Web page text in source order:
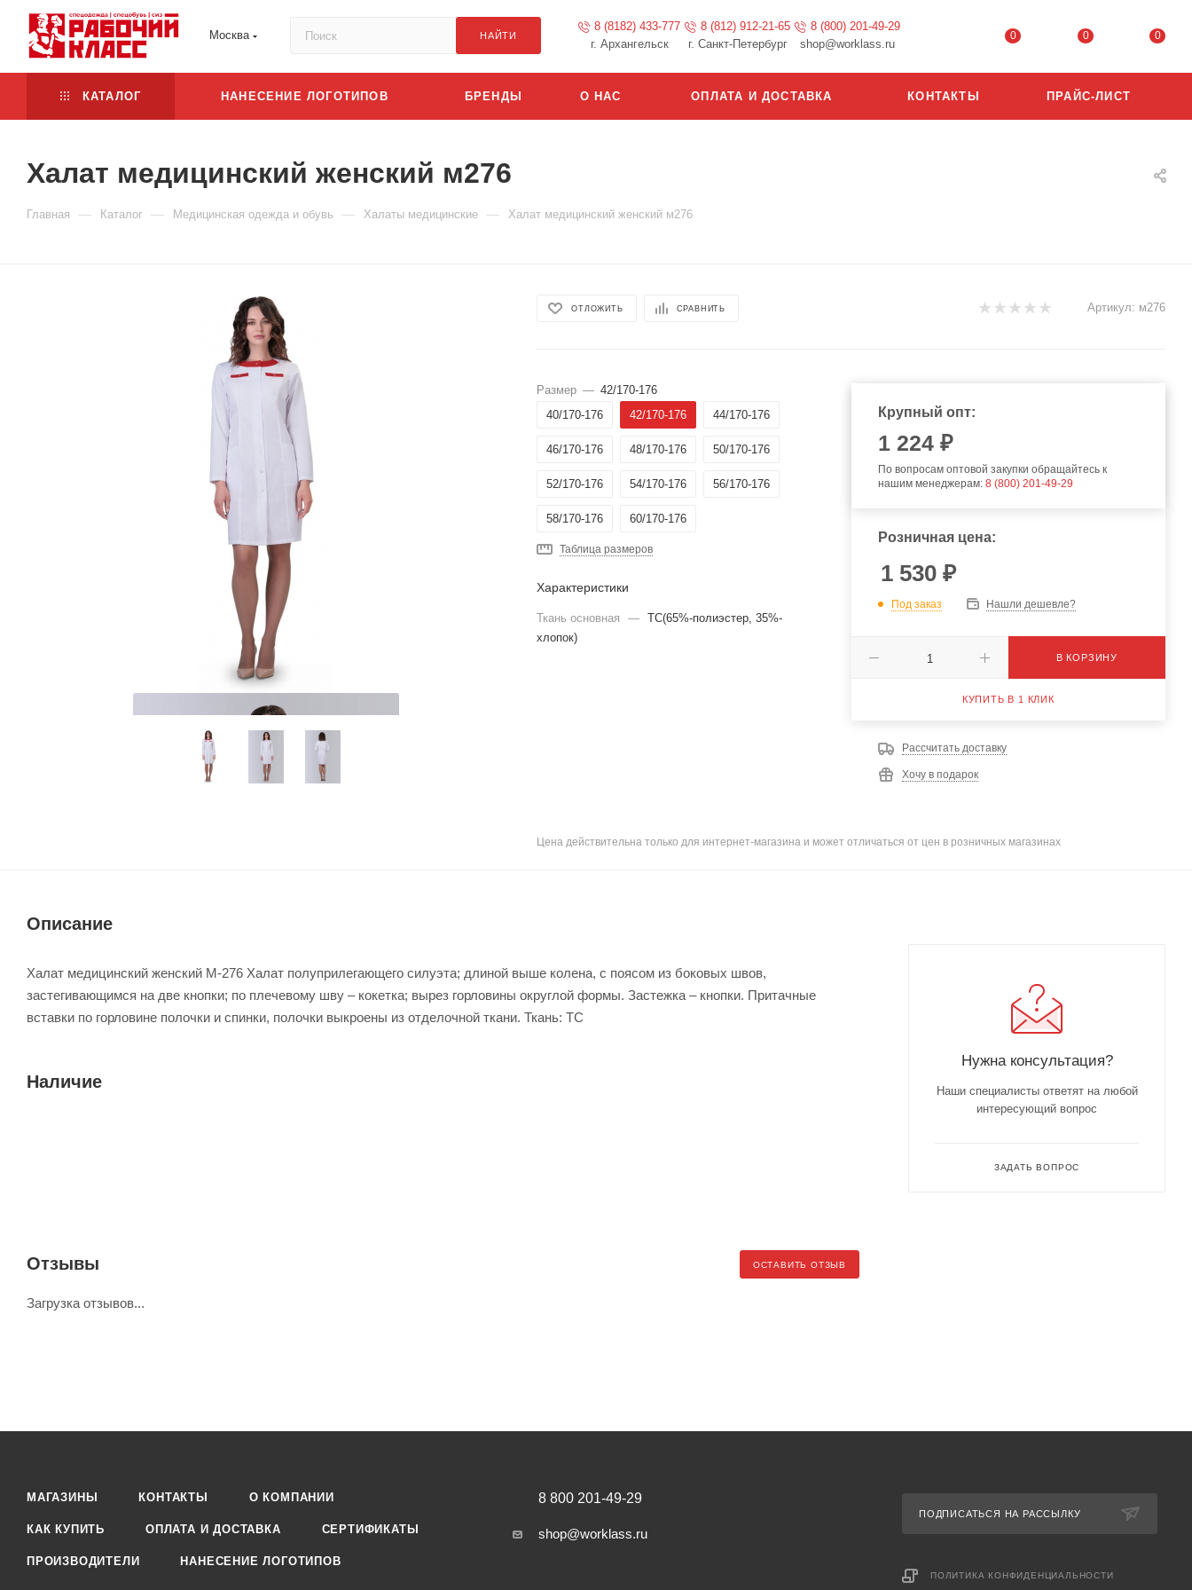
Москва НАЙТИ
8 (8182) 433-777
г. Архангельск
8 (812) 912-21-65
г. Санкт-Петербург
8 (800) 201-49-29
shop@worklass.ru
0 0 0
КАТАЛОГ НАНЕСЕНИЕ ЛОГОТИПОВ БРЕНДЫ О НАС ОПЛАТА И ДОСТАВКА КОНТАКТЫ ПРАЙС-ЛИСТ
Халат медицинский женский м276
Главная — Каталог — Медицинская одежда и обувь — Халаты медицинские — Халат медицинский женский м276
ОТЛОЖИТЬ СРАВНИТЬ Артикул: м276
Размер — 42/170-176
40/170-176
42/170-176 44/170-176
46/170-176 48/170-176 50/170-176
52/170-176 54/170-176 56/170-176
58/170-176 60/170-176
Таблица размеров
Характеристики
Ткань основная —
TC(65%-полиэстер, 35%-
хлопок)
Крупный опт:
1 224 ₽
По вопросам оптовой закупки обращайтесь к
нашим менеджерам: 8 (800) 201-49-29
Розничная цена:
1 530₽
Под заказ Нашли дешевле?
В КОРЗИНУ
КУПИТЬ В 1 КЛИК
Рассчитать доставку
Хочу в подарок
Цена действительна только для интернет-магазина и может отличаться от цен в розничных магазинах
Описание
Халат медицинский женский М-276 Халат полуприлегающего силуэта; длиной выше колена, с поясом из боковых швов,
застегивающимся на две кнопки; по плечевому шву – кокетка; вырез горловины округлой формы. Застежка – кнопки. Притачные
вставки по горловине полочки и спинки, полочки выкроены из отделочной ткани. Ткань: TC
Наличие
Отзывы ОСТАВИТЬ ОТЗЫВ
Загрузка отзывов...
Нужна консультация?
Наши специалисты ответят на любой
интересующий вопрос
ЗАДАТЬ ВОПРОС
МАГАЗИНЫ КОНТАКТЫ О КОМПАНИИ
КАК КУПИТЬ ОПЛАТА И ДОСТАВКА СЕРТИФИКАТЫ
ПРОИЗВОДИТЕЛИ НАНЕСЕНИЕ ЛОГОТИПОВ
8 800 201-49-29
shop@worklass.ru
ПОДПИСАТЬСЯ НА РАССЫЛКУ
ПОЛИТИКА КОНФИДЕНЦИАЛЬНОСТИ